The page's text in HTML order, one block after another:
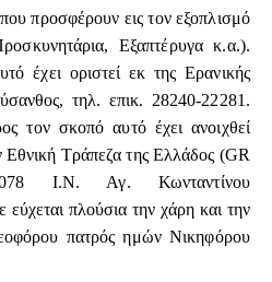
προσφέρουν εις τον εξοπλισμό
Εξαπτέρυγα κ.α.).
έχει οριστεί εκ της Ερανικής
τηλ. επικ. 28240-22281.
τον σκοπό αυτό έχει ανοιχθεί
Εθνική Τράπεζα της Ελλάδος (GR
I.Ν. Αγ. Κωνταντίνου
πλούσια την χάρη και την
πατρός ημών Νικηφόρου